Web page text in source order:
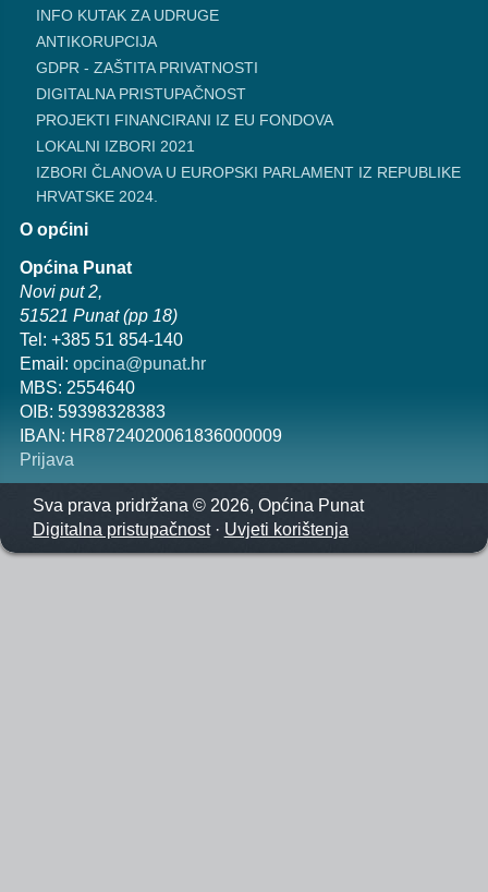
INFO KUTAK ZA UDRUGE
ANTIKORUPCIJA
GDPR - ZAŠTITA PRIVATNOSTI
DIGITALNA PRISTUPAČNOST
PROJEKTI FINANCIRANI IZ EU FONDOVA
LOKALNI IZBORI 2021
IZBORI ČLANOVA U EUROPSKI PARLAMENT IZ REPUBLIKE
HRVATSKE 2024.
O općini
Općina Punat
Novi put 2,
51521 Punat (pp 18)
Tel: +385 51 854-140
Email: opcina@punat.hr
MBS: 2554640
OIB: 59398328383
IBAN: HR8724020061836000009
Prijava
Sva prava pridržana © 2026, Općina Punat
Digitalna pristupačnost· Uvjeti korištenja